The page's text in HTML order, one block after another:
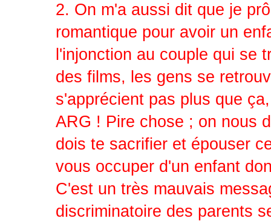
2. On m'a aussi dit que je
romantique pour avoir un
l'injonction au couple qui se
des films, les gens se
s'apprécient pas plus que
ARG ! Pire chose ; on nous
dois te sacrifier et épouser
vous occuper d'un enfant
C'est un très mauvais
discriminatoire des parents